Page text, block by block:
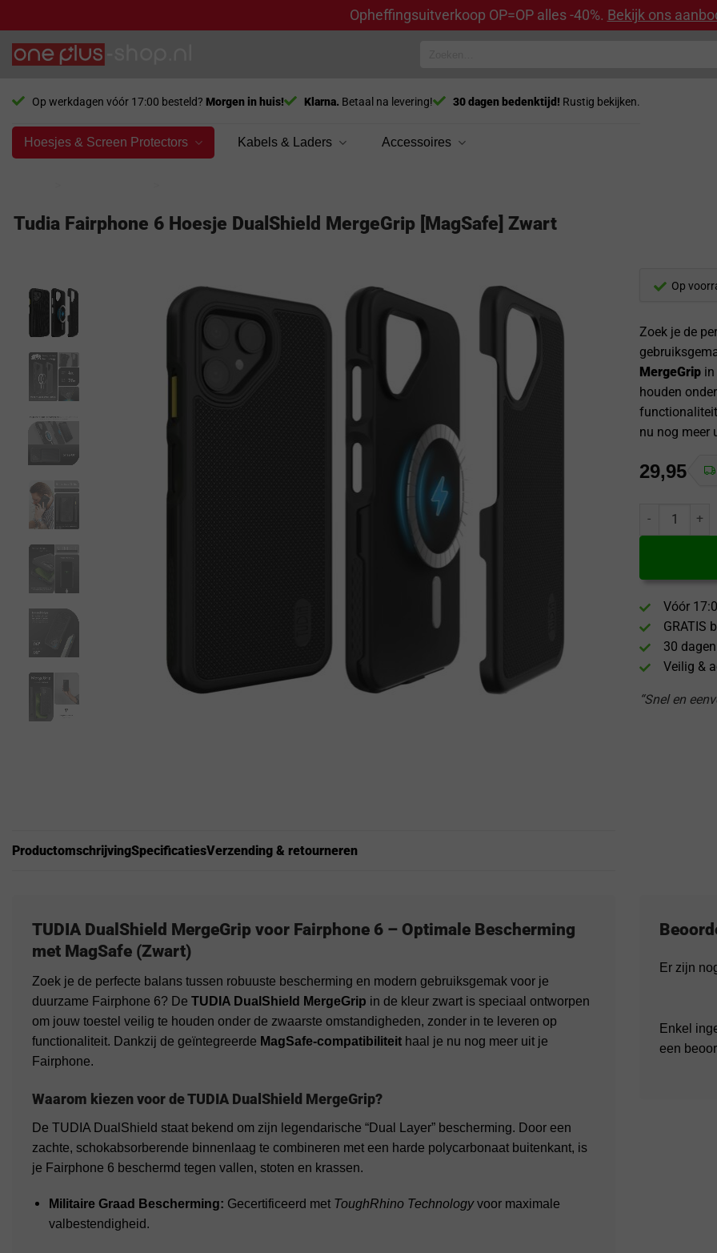
Opheffingsuitverkoop OP=OP alles -40%. Bekijk ons
Ga
naar
Op werkdagen vóór 17:00 besteld? Morgen in huis! Klarna. Betaal na levering! 30 dagen bedenktijd! Rustig bekijken.
Hoesjes & Screen Protectors Kabels & Laders Accessoires
Tudia Fairphone 6 Hoesje DualShield MergeGrip [MagSafe] Zwart
Op
Zoek je de
MergeGrip
houden
nu nog meer
29,95
Tudia
Vóór
GRATIS
30
Veilig &
“Snel en
ProductomschrijvingSpecificatiesVerzending & retourneren
TUDIA DualShield MergeGrip voor Fairphone 6 – Optimale Bescherming
met MagSafe (Zwart)
Zoek je de perfecte balans tussen robuuste bescherming en modern gebruiksgemak voor je
duurzame Fairphone 6? De TUDIA DualShield MergeGrip in de kleur zwart is speciaal ontworpen
om jouw toestel veilig te houden onder de zwaarste omstandigheden, zonder in te leveren op
functionaliteit. Dankzij de geïntegreerde MagSafe-compatibiliteit haal je nu nog meer uit je
Fairphone.
Waarom kiezen voor de TUDIA DualShield MergeGrip?
De TUDIA DualShield staat bekend om zijn legendarische “Dual Layer” bescherming. Door een
zachte, schokabsorberende binnenlaag te combineren met een harde polycarbonaat buitenkant, is
je Fairphone 6 beschermd tegen vallen, stoten en krassen.
Militaire Graad Bescherming: Gecertificeerd met ToughRhino Technologyvoor maximale
valbestendigheid.
Er zijn
Enkel
een